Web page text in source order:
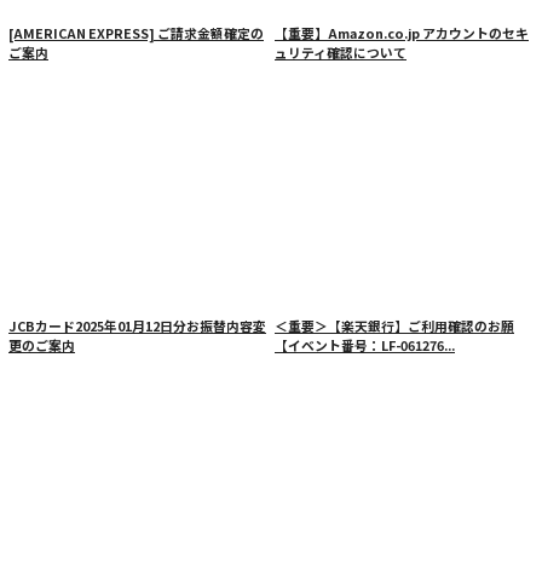
[AMERICAN EXPRESS] ご請求金額確定の
ご案内
【重要】Amazon.co.jp アカウントのセキ
ュリティ確認について
JCBカード2025年01月12日分お振替内容変
更のご案内
＜重要＞【楽天銀行】ご利用確認のお願
【イベント番号：LF-061276...